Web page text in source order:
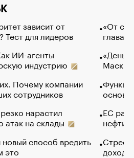
зависит от
Тест для лидеров
ИИ-агенты
индустрию
Почему компании
сотрудников
нарастил
атак на склады
способ вредить
это
«От
глава
Маск в
основ
ЕС
нефти